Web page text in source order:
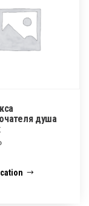
душа